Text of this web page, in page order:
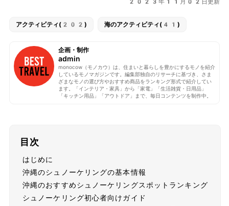
アクティビティ(202) 海のアクティビティ(41)
企画・制作
admin
monocow（モノカウ）は、住まいと暮らしを豊かにするモノを紹介
しているモノマガジンです。編集部独自のリサーチに基づき、さま
ざまなモノの選び方やおすすめ商品をランキング形式で紹介してい
ます。「インテリア・家具」から「家電」「生活雑貨・日用品」
「キッチン用品」「アウトドア」まで、毎日コンテンツを制作中。
目次
はじめに
沖縄のシュノーケリングの基本情報
沖縄のおすすめシュノーケリングスポットランキング
シュノーケリング初心者向けガイド